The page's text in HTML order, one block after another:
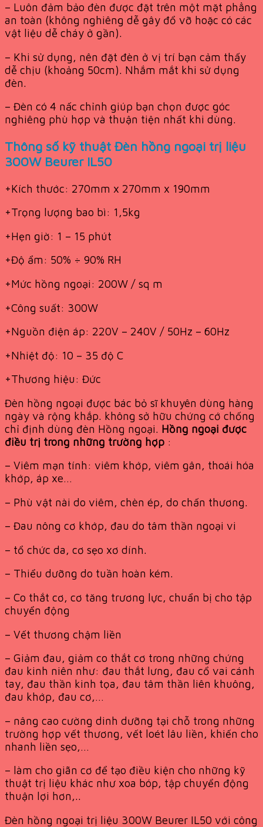
– Luôn đảm bảo đèn được đặt trên một mặt phẳng
an toàn (không nghiêng dễ gây đổ vỡ hoặc có các
vật liệu dễ cháy ở gần).
– Khi sử dụng, nên đặt đèn ở vị trí bạn cảm thấy
dễ chịu (khoảng 50cm). Nhắm mắt khi sử dụng
đèn.
– Đèn có 4 nấc chỉnh giúp bạn chọn được góc
nghiêng phù hợp và thuận tiện nhất khi dùng.
Thông số kỹ thuật Đèn hồng ngoại trị liệu
300W Beurer IL50
+Kích thước: 270mm x 270mm x 190mm
+Trọng lượng bao bì: 1,5kg
+Hẹn giờ: 1 – 15 phút
+Độ ẩm: 50% ÷ 90% RH
+Mức hồng ngoại: 200W / sq m
+Công suất: 300W
+Nguồn điện áp: 220V – 240V / 50Hz – 60Hz
+Nhiệt độ: 10 – 35 độ C
+Thương hiệu: Đức
Đèn hồng ngoại được bác bỏ sĩ khuyên dùng hàng
ngày và rộng khắp. không sở hữu chứng cớ chống
chỉ định dùng đèn Hồng ngoại. Hồng ngoại được
điều trị trong những trường hợp :
– Viêm mạn tính: viêm khớp, viêm gân, thoái hóa
khớp, áp xe…
– Phù vật nài do viêm, chèn ép, do chấn thương.
– Đau nông cơ khớp, đau do tâm thần ngoại vi
– tổ chức da, cơ sẹo xơ dính.
– Thiểu dưỡng do tuần hoàn kém.
– Co thắt cơ, cơ tăng trương lực, chuẩn bị cho tập
chuyển động
– Vết thương chậm liền
– Giảm đau, giảm co thắt cơ trong những chứng
đau kinh niên như: đau thắt lưng, đau cổ vai cánh
tay, đau thần kinh tọa, đau tâm thần liên khuông,
đau khớp, đau cơ,…
– nâng cao cường dinh dưỡng tại chỗ trong những
trường hợp vết thương, vết loét lâu liền, khiến cho
nhanh liền sẹo,…
– làm cho giãn cơ để tạo điều kiện cho những kỹ
thuật trị liệu khác như xoa bóp, tập chuyển động
thuận lợi hơn,..
Đèn hồng ngoại trị liệu 300W Beurer IL50 với công